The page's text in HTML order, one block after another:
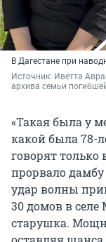
В Дагестане при
Источник: Иветта
архива семьи
«Такая была у
какой была 78-
говорят
прорвало
удар волны
30 домов в
старушка.